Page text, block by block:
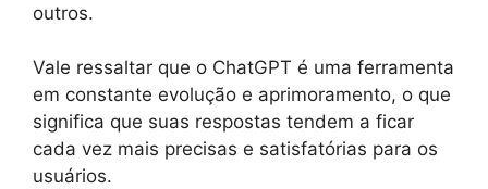
outros.
Vale ressaltar que o ChatGPT é uma ferramenta
em constante evolução e aprimoramento, o que
significa que suas respostas tendem a ficar
cada vez mais precisas e satisfatórias para os
usuários.